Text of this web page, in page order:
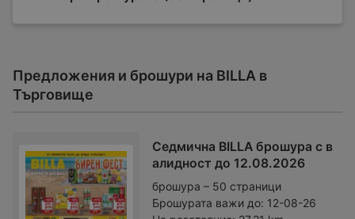
Предложения и брошури на BILLA в
Търговище
Седмична BILLA брошура с в
алидност до 12.08.2026
брошура – 50 страници
Брошурата важи до: 12-08-26